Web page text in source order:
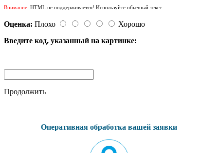
Внимание: HTML не поддерживается! Используйте обычный текст.
Оценка: Плохо
Хорошо
Введите код, указанный на картинке:
Продолжить
Оперативная обработка вашей заявки